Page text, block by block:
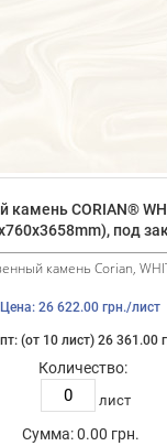
камень CORIAN®
под
камень Corian,
Цена: 26 622.00 грн./лист
(от 10 лист) 26 361.00
Количество:
лист
Сумма: 0.00 грн.